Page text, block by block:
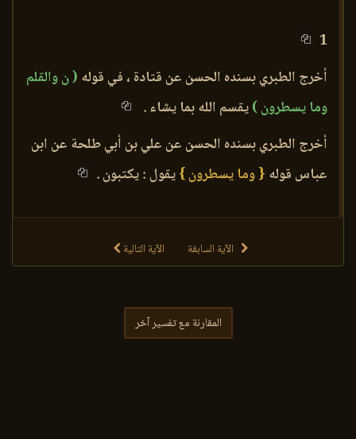
1
أخرج الطبري بسنده الحسن عن قتادة ، في قوله ( ن والقلم
وما يسطرون )يقسم الله بما يشاء .
أخرج الطبري بسنده الحسن عن علي بن أبي طلحة عن ابن
عباس قوله { وما يسطرون }يقول : يكتبون .
الآية السابقة الآية التالية
المقارنة مع تفسير آخر